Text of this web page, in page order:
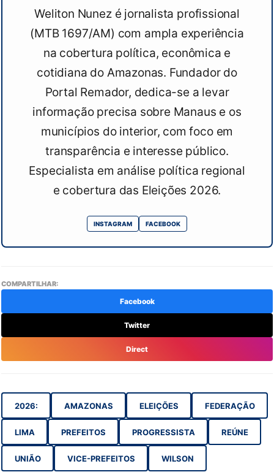
Weliton Nunez é jornalista profissional
(MTB 1697/AM) com ampla experiência
na cobertura política, econômica e
cotidiana do Amazonas. Fundador do
Portal Remador, dedica-se a levar
informação precisa sobre Manaus e os
municípios do interior, com foco em
transparência e interesse público.
Especialista em análise política regional
e cobertura das Eleições 2026.
INSTAGRAM FACEBOOK
COMPARTILHAR:
Facebook
Twitter
Direct
2026: AMAZONAS ELEIÇÕES FEDERAÇÃO
LIMA PREFEITOS PROGRESSISTA REÚNE
UNIÃO VICE-PREFEITOS WILSON